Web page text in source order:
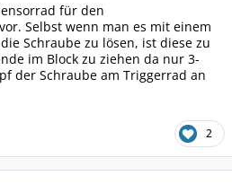
für den
Selbst wenn man es mit einem
Schraube zu lösen, ist diese zu
im Block zu ziehen da nur 3-
der Schraube am Triggerrad an
2